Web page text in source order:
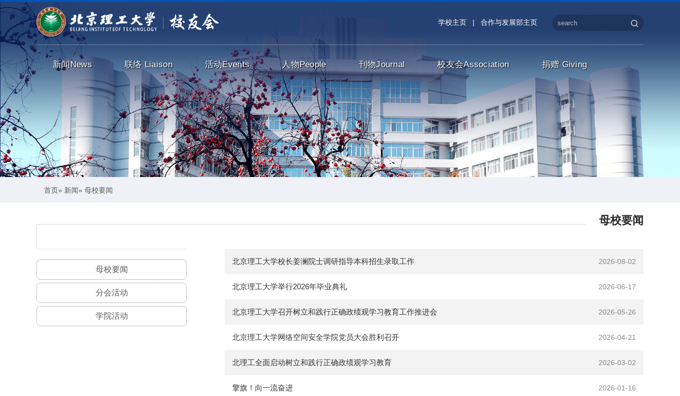
学校主页 | 合作与发展部主页
新闻News 联络 Liaison 活动Events 人物People 刊物Journal 校友会Association 捐赠 Giving
首页» 新闻» 母校要闻
母校要闻
母校要闻
分会活动
学院活动
2026-08-02
北京理工大学校长姜澜院士调研指导本科招生录取工作
2026-06-17
北京理工大学举行2026年毕业典礼
2026-05-26
北京理工大学召开树立和践行正确政绩观学习教育工作推进会
2026-04-21
北京理工大学网络空间安全学院党员大会胜利召开
2026-03-02
北理工全面启动树立和践行正确政绩观学习教育
2026-01-16
擎旗！向一流奋进